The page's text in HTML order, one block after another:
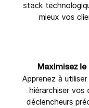
stack
mieux vos
Maximisez
Apprenez à
hiérarchiser
déclencheurs